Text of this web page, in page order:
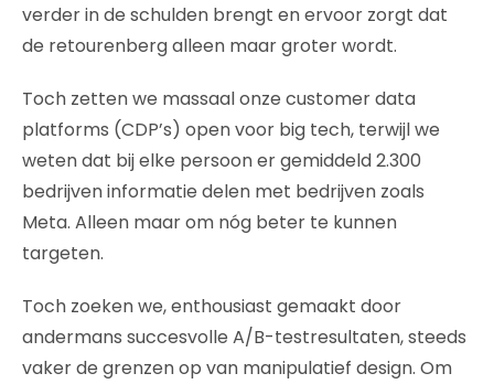
verder in de schulden brengt en ervoor zorgt dat
de retourenberg alleen maar groter wordt.
Toch zetten we massaal onze customer data
platforms (CDP’s) open voor big tech, terwijl we
weten dat bij elke persoon er gemiddeld 2.300
bedrijven informatie delen met bedrijven zoals
Meta. Alleen maar om nóg beter te kunnen
targeten.
Toch zoeken we, enthousiast gemaakt door
andermans succesvolle A/B-testresultaten, steeds
vaker de grenzen op van manipulatief design. Om